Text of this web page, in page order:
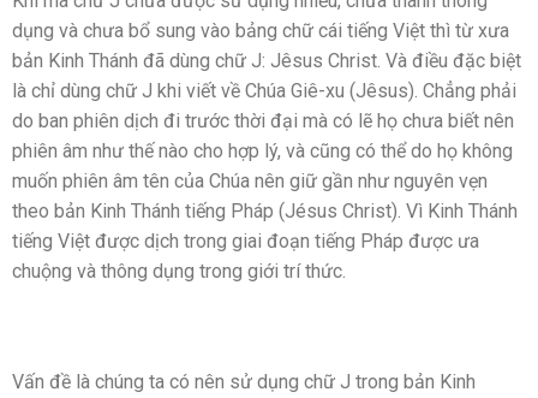
dụng và chưa bổ sung vào bảng chữ cái tiếng Việt thì từ xưa
bản Kinh Thánh đã dùng chữ J: Jêsus Christ. Và điều đặc biệt
là chỉ dùng chữ J khi viết về Chúa Giê-xu (Jêsus). Chẳng phải
do ban phiên dịch đi trước thời đại mà có lẽ họ chưa biết nên
phiên âm như thế nào cho hợp lý, và cũng có thể do họ không
muốn phiên âm tên của Chúa nên giữ gần như nguyên vẹn
theo bản Kinh Thánh tiếng Pháp (Jésus Christ). Vì Kinh Thánh
tiếng Việt được dịch trong giai đoạn tiếng Pháp được ưa
chuộng và thông dụng trong giới trí thức.
Vấn đề là chúng ta có nên sử dụng chữ J trong bản Kinh